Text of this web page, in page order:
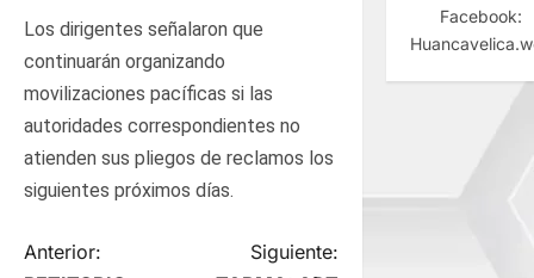
Los dirigentes señalaron que
continuarán organizando
movilizaciones pacíficas si las
autoridades correspondientes no
atienden sus pliegos de reclamos los
siguientes próximos días.
N
Anterior:
Siguiente:
Facebook: